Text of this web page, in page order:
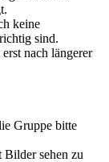
keine
sind.
nach längerer
Gruppe bitte
Bilder sehen zu